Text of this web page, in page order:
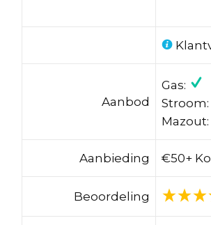
Aanbod
Gas:
Stroom:
Mazout:
Aanbieding €50+
Beoordeling